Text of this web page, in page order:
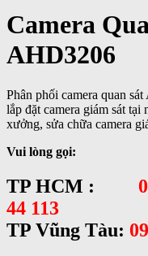
Camera
AHD3206
Phân phối camera quan
lắp đặt camera giám sát tại
xưởng, sửa chữa camera
Vui lòng gọi:
TP HCM :
44 113
TP Vũng Tàu: